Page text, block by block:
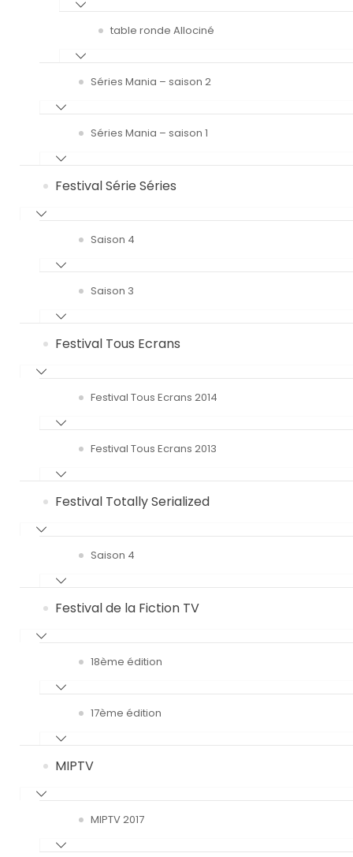
table ronde Allociné
Séries Mania – saison 2
Séries Mania – saison 1
Festival Série Séries
Saison 4
Saison 3
Festival Tous Ecrans
Festival Tous Ecrans 2014
Festival Tous Ecrans 2013
Festival Totally Serialized
Saison 4
Festival de la Fiction TV
18ème édition
17ème édition
MIPTV
MIPTV 2017